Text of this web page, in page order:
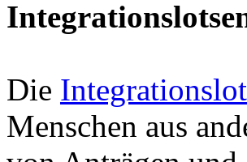
Die
Menschen aus